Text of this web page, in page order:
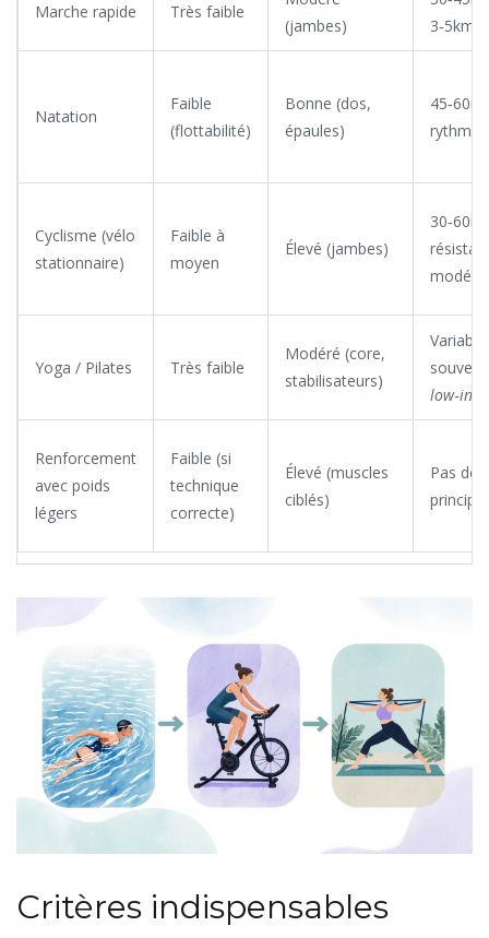
Marche rapide Très faible
(jambes)
3‑5km/h
Natation
Faible
(flottabilité)
Bonne (dos,
épaules)
rythme
Cyclisme (vélo
stationnaire)
Faible à
moyen
Élevé (jambes)
Yoga / Pilates Très faible
Modéré (core,
stabilisateurs)
Variable,
souvent
Renforcement
avec poids
légers
Faible (si
technique
correcte)
Élevé (muscles
ciblés)
Pas de
principal
Critères indispensables